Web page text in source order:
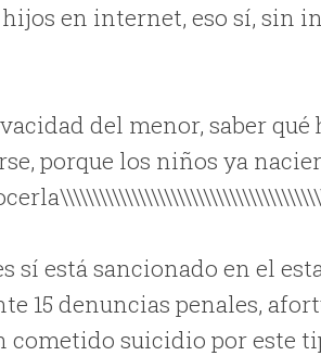
en internet, eso sí, sin
del menor, saber qué
porque los niños ya
sí está sancionado en el
15 denuncias penales,
cometido suicidio por este